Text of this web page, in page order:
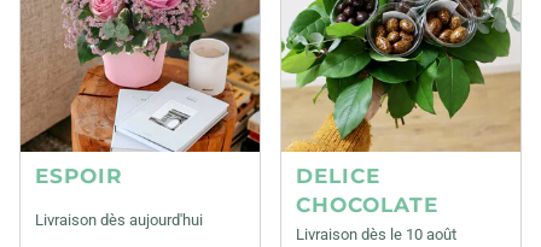
ESPOIR
Livraison dès aujourd'hui
DELICE
CHOCOLATE
Livraison dès le 10 août